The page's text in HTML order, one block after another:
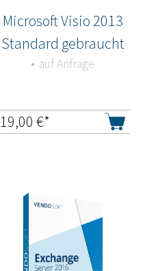
Microsoft Visio 2013
Standard gebraucht
auf Anfrage
19,00 €*